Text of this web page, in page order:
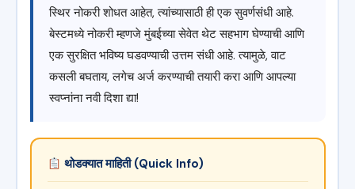
स्थिर नोकरी शोधत आहेत, त्यांच्यासाठी ही एक सुवर्णसंधी आहे.
बेस्टमध्ये नोकरी म्हणजे मुंबईच्या सेवेत थेट सहभाग घेण्याची आणि
एक सुरक्षित भविष्य घडवण्याची उत्तम संधी आहे. त्यामुळे, वाट
कसली बघताय, लगेच अर्ज करण्याची तयारी करा आणि आपल्या
स्वप्नांना नवी दिशा द्या!
थोडक्यात माहिती (Quick Info)